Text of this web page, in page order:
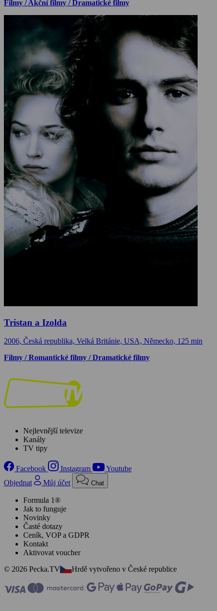
Filmy / Akční filmy / Dramatické filmy
Tristan a Izolda
2006, Česká republika, Velká Británie, USA, Německo, 125 min
Filmy / Romantické filmy / Dramatické filmy
Nejlevnější televize
Kanály
TV tipy
Facebook Instagram
Youtube
Objednat
Můj účet Chat
Formula 1®
Jak to funguje
Novinky
Časté dotazy
Ceník, VOP a GDPR
Kontakt
Aktivovat voucher
© 2026 Pecka.TV
Hrdě vytvořeno v České republice